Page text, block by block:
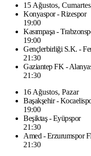
15 Ağustos,
Konyaspor - Rizespor
19:00
Kasımpaşa -
19:00
Gençlerbirliği S.K. -
21:30
Gaziantep FK -
21:30
16 Ağustos, Pazar
Başakşehir -
19:00
Beşiktaş - Eyüpspor
21:30
Amed - Erzurumspor
21:30